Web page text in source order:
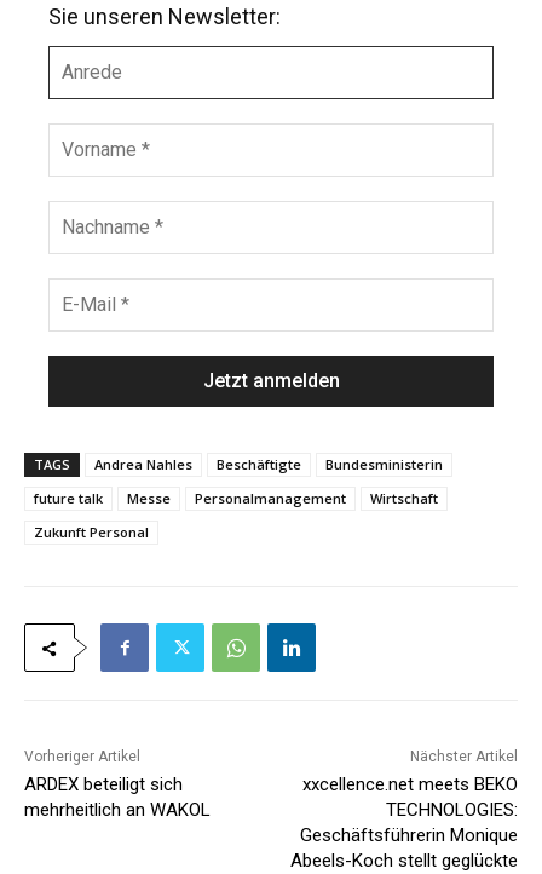
Sie unseren Newsletter:
r
e
e
r
n
m
c
h
a
M
a
l
TAGS Andrea Nahles Beschäftigte
Bundesministerin
future talk
Messe Personalmanagement
Wirtschaft
Zukunft Personal
Vorheriger Artikel
ARDEX beteiligt sich
mehrheitlich an WAKOL
Nächster Artikel
xxcellence.net meets BEKO
TECHNOLOGIES:
Geschäftsführerin Monique
Abeels-Koch stellt geglückte